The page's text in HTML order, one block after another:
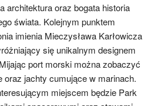
architektura oraz bogata historia
świata. Kolejnym punktem
imienia Mieczysława Karłowicza
się unikalnym designem
port morski można zobaczyć
oraz jachty cumujące w marinach.
miejscem będzie Park